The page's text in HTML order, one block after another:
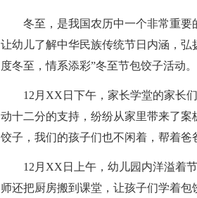
冬至，是我国农历中一个非常重
让幼儿了解中华民族传统节日内涵，
度冬至，情系添彩”冬至节包饺子活动。
12月XX日下午，家长学堂的家长
动十二分的支持，纷纷从家里带来了
饺子，我们的孩子们也不闲着，帮着
12月XX日上午，幼儿园内洋溢着
师还把厨房搬到课堂，让孩子们学着